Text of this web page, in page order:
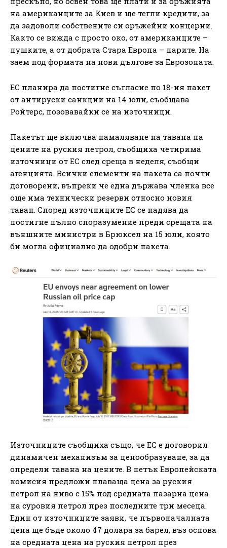
на американците за Киев и ще тегли кредити, за
да задоволи собствените си оръжейни концерни.
Както се вижда с просто око, от американците –
пушките, а от добрата Стара Европа – парите. На
заем под формата на нови дългове за Еврозоната.
ЕС планира да постигне съгласие по 18-ия пакет
от антируски санкции на 14 юли, съобщава
Ройтерс, позовавайки се на източници.
Пакетът ще включва намаляване на тавана на
цените на руския петрол, съобщиха четирима
източници от ЕС след среща в неделя, съобщи
агенцията. Всички елементи на пакета са почти
договорени, въпреки че една държава членка все
още има технически резерви относно новия
таван. Според източниците ЕС се надява да
постигне пълно споразумение преди срещата на
външните министри в Брюксел на 15 юли, която
би могла официално да одобри пакета.
Източниците съобщиха също, че ЕС е договорил
динамичен механизъм за ценообразуване, за да
определи тавана на цените. В петък Европейската
комисия предложи плаваща цена за руския
петрол на ниво с 15% под средната пазарна цена
на суровия петрол през последните три месеца.
Един от източниците заяви, че първоначалната
цена ще бъде около 47 долара за барел, въз основа
на средната цена на руския петрол през